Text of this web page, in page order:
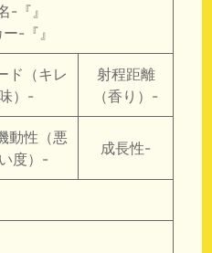
-『』
-『』
ド（キレ
）-
射程距離
（香り）-
動性（悪
度）-
成長性-